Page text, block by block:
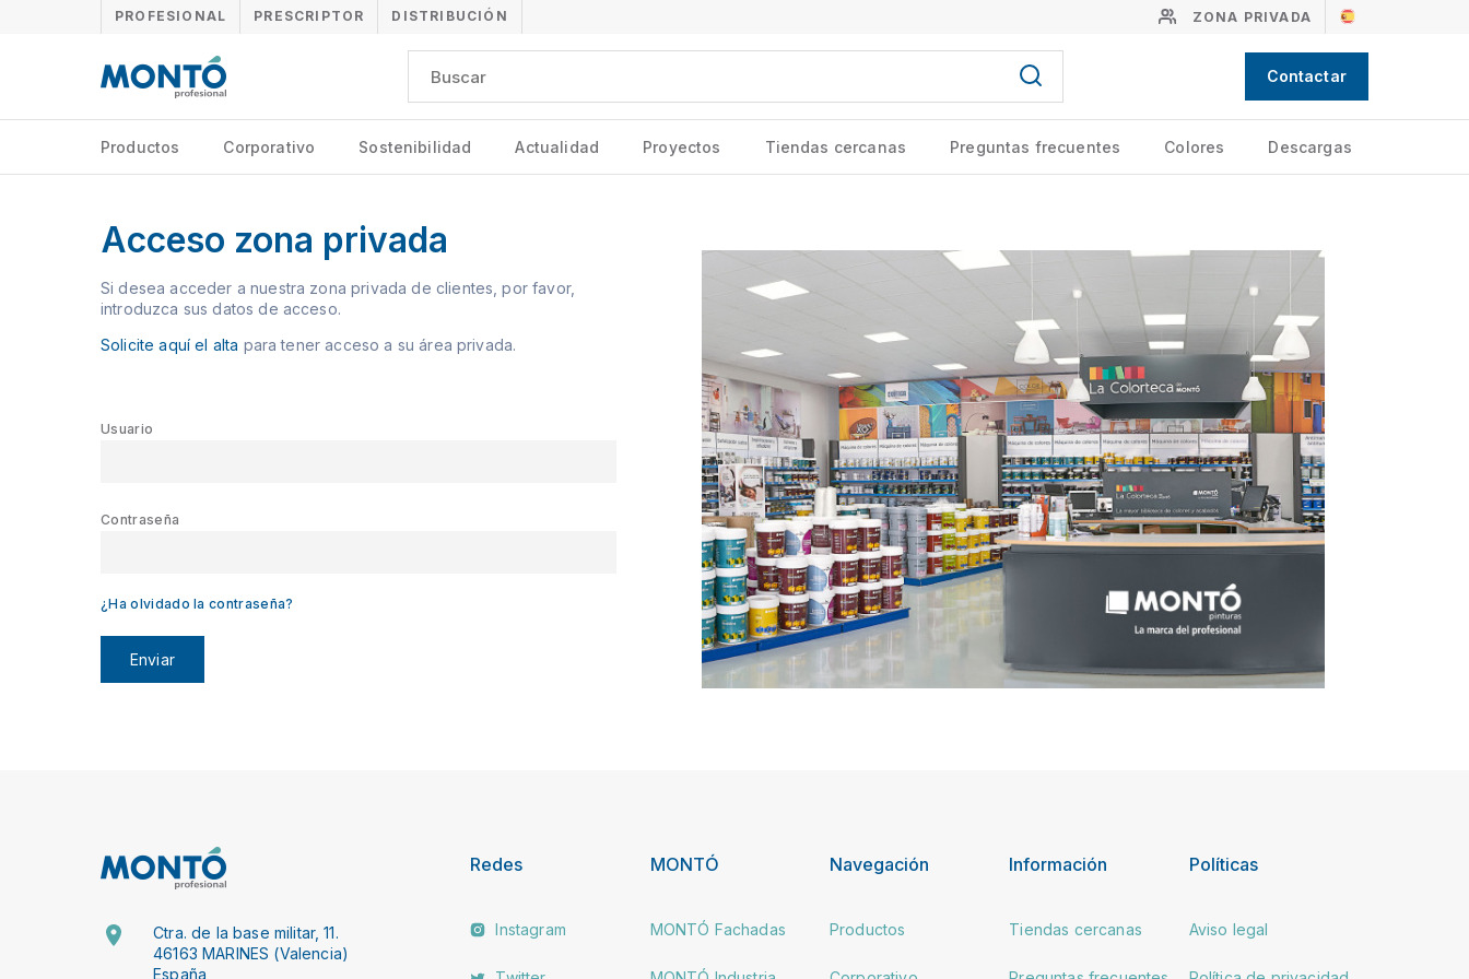
PROFESIONAL PRESCRIPTOR DISTRIBUCIÓN ZONA PRIVADA
Contactar
Productos Corporativo Sostenibilidad Actualidad Proyectos Tiendas cercanas Preguntas frecuentes Colores Descargas
Acceso zona privada
Si desea acceder a nuestra zona privada de clientes, por favor,
introduzca sus datos de acceso.
Solicite aquí el alta para tener acceso a su área privada.
Usuario
Contraseña
¿Ha olvidado la contraseña?
Enviar
Ctra. de la base militar, 11.
46163 MARINES (Valencia)
España
Redes
Instagram
MONTÓ
MONTÓ Fachadas
Navegación
Productos
Información
Tiendas cercanas
Políticas
Aviso legal